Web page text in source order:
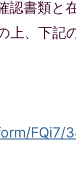
認書類と
上、下記
FQi7/